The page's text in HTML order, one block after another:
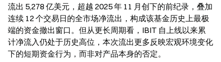
流出 5,278 亿美元，超越 2025 年 11 月创下的前纪录，叠加
连续 12 个交易日的全市场净流出，构成该基金历史上最极
端的资金撤出窗口。但从更长周期看，IBIT 自上线以来累
计净流入仍处于历史高位，本次流出更多反映宏观环境变化
下的短期资金行为，而非对产品本身的否定。